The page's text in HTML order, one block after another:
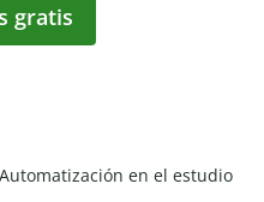
gratis
Automatización en el estudio